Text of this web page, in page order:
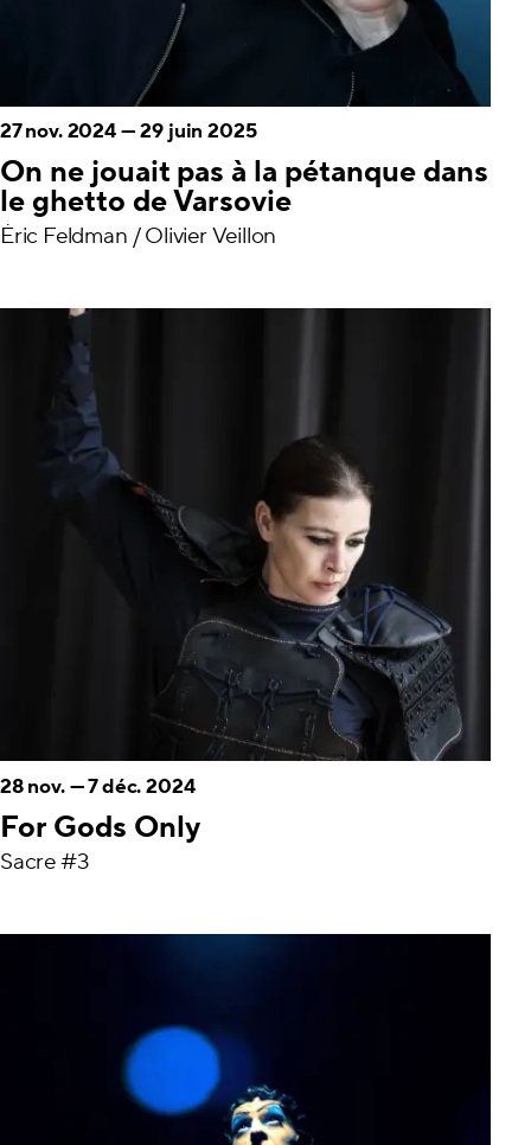
On ne jouait pas à la pétanque dans
le ghetto de Varsovie
27 nov. 2024—29 juin 2025
Éric Feldman / Olivier Veillon
For Gods Only
28 nov.—7 déc. 2024
Sacre #3